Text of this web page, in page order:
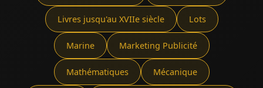
Livres jusqu'au XVIIe siècle Lots
Marine Marketing Publicité
Mathématiques Mécanique